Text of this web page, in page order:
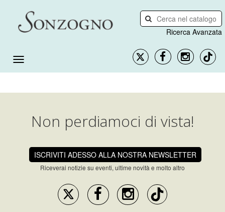
Ricerca Avanzata
Non perdiamoci di vista!
ISCRIVITI ADESSO ALLA NOSTRA NEWSLETTER
Riceverai notizie su eventi, ultime novità e molto altro